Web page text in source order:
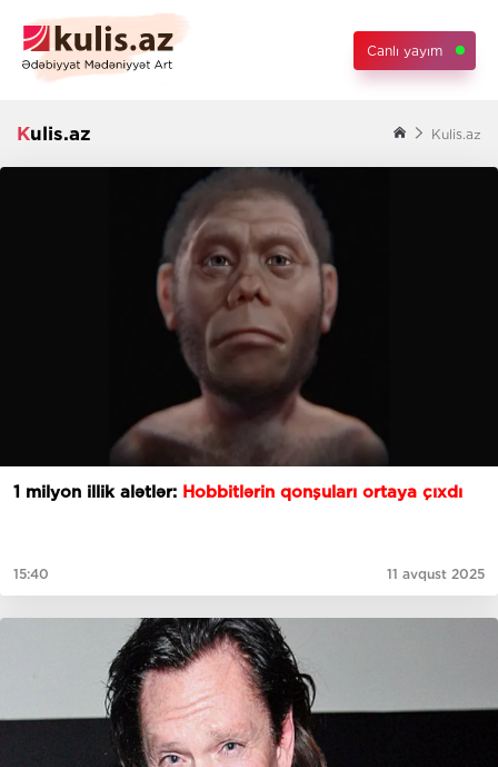
Canlı yayım
Kulis.az Kulis.az
1 milyon illik alətlər: Hobbitlərin qonşuları ortaya çıxdı
15:40 11 avqust 2025